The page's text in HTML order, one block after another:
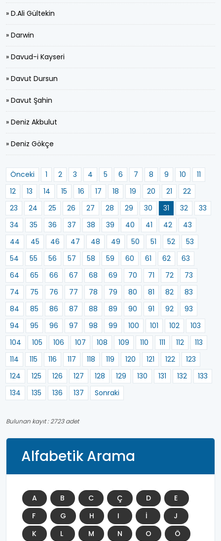
» D.Ali Gültekin
» Darwin
» Davud-i Kayseri
» Davut Dursun
» Davut Şahin
» Deniz Akbulut
» Deniz Gökçe
Önceki 1 2 3 4 5 6 7 8 9 10
11
12
13 14 15 16 17 18 19 20 21
22
23
24 25 26 27 28 29 30 31 32
33
34
35 36 37 38 39 40 41 42
43
44
45 46 47 48 49 50 51 52
53
54
55 56 57 58 59 60 61 62
63
64
65 66 67 68 69 70 71 72
73
74
75 76 77 78 79 80 81 82
83
84
85 86 87 88 89 90 91 92
93
94
95 96 97 98 99 100 101 102
103
104
105 106 107 108 109 110 111 112
113
114
115 116 117 118 119 120 121 122
123
124
125 126 127 128 129 130 131 132
133
134
135 136 137 Sonraki
Bulunan kayıt : 2723 adet
Alfabetik Arama
A B C Ç D
E
F
G H I İ
J
K
L M N O
Ö